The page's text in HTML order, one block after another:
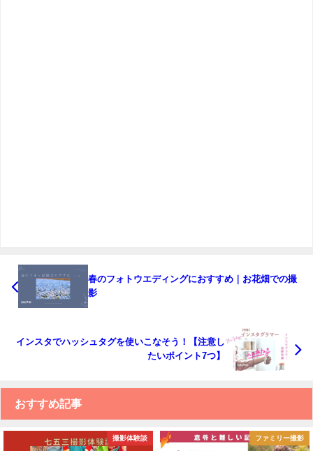
春のフォトウエディングにおすすめ｜お花畑での撮
影
インスタでハッシュタグを使いこなそう！【注意し
たいポイント7つ】
おすすめ記事
撮影体験談 ファミリー撮影